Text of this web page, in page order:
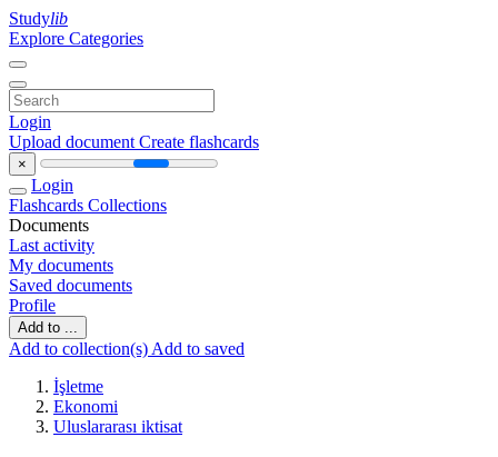
Studylib
Explore Categories
Login
Upload document Create flashcards
×
Login
Flashcards Collections
Documents
Last activity
My documents
Saved documents
Profile
Add to ...
Add to collection(s) Add to saved
İşletme
Ekonomi
Uluslararası iktisat